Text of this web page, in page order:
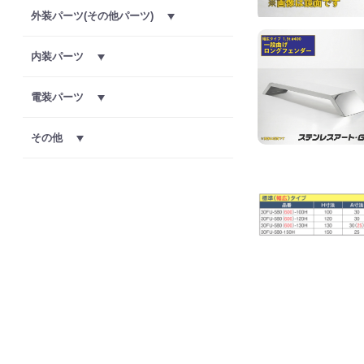
外装パーツ(その他パーツ)
内装パーツ
電装パーツ
その他